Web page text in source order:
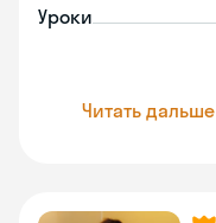
Уроки
Читать дальше